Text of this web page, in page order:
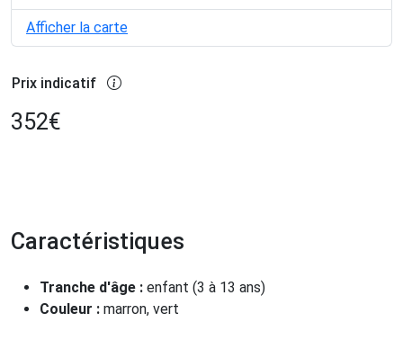
Afficher la carte
Prix indicatif
352€
Caractéristiques
Tranche d'âge : enfant (3 à 13 ans)
Couleur : marron, vert